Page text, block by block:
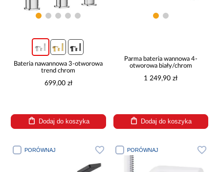
Bateria nawannowa 3-otworowa
trend chrom
699,00 zł
Dodaj do koszyka
Parma bateria wannowa 4-
otworowa biały/chrom
1 249,90 zł
Dodaj do koszyka
PORÓWNAJ PORÓWNAJ